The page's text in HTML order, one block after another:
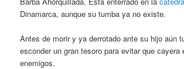
Dinamarca, aunque su tumba ya no existe.
Antes de morir y ya derrotado ante su hijo aún
esconder un gran tesoro para evitar que cayera
enemigos.